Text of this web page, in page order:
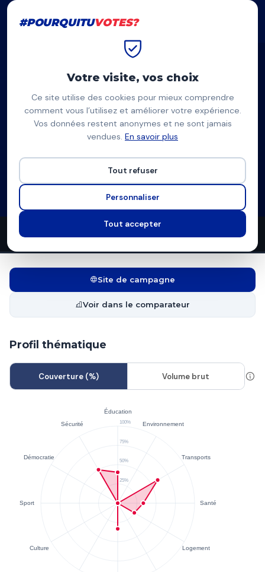
#POURQUITUVOTES?
SF
Stéphane Le Foll
Liste du Parti socialiste
10propositions6thèmes couverts7candidats en lice
Site de campagne
Voir dans le comparateur
Profil thématique
Couverture (%) Volume brut
#POURQUITUVOTES?
Votre visite, vos choix
Ce site utilise des cookies pour mieux comprendre
comment vous l’utilisez et améliorer votre expérience.
Vos données restent anonymes et ne sont jamais
vendues. En savoir plus
Tout refuser
Personnaliser
Tout accepter